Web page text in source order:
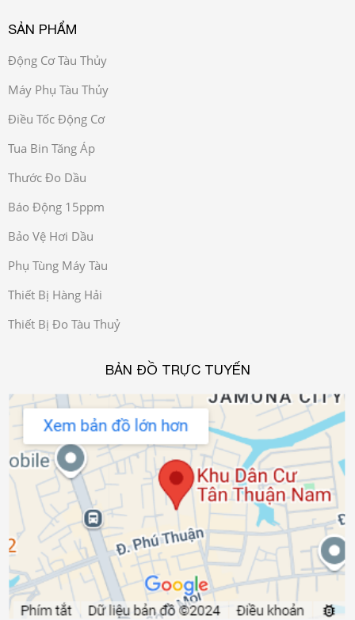
SẢN PHẨM
Động Cơ Tàu Thủy
Máy Phụ Tàu Thủy
Điều Tốc Động Cơ
Tua Bin Tăng Áp
Thước Đo Dầu
Báo Động 15ppm
Bảo Vệ Hơi Dầu
Phụ Tùng Máy Tàu
Thiết Bị Hàng Hải
Thiết Bị Đo Tàu Thuỷ
BẢN ĐỒ TRỰC TUYẾN